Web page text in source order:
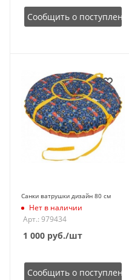
Сообщить о поступлении
Санки ватрушки дизайн 80 см
Нет в наличии
Арт.: 979434
1 000 руб./шт
Сообщить о поступлении